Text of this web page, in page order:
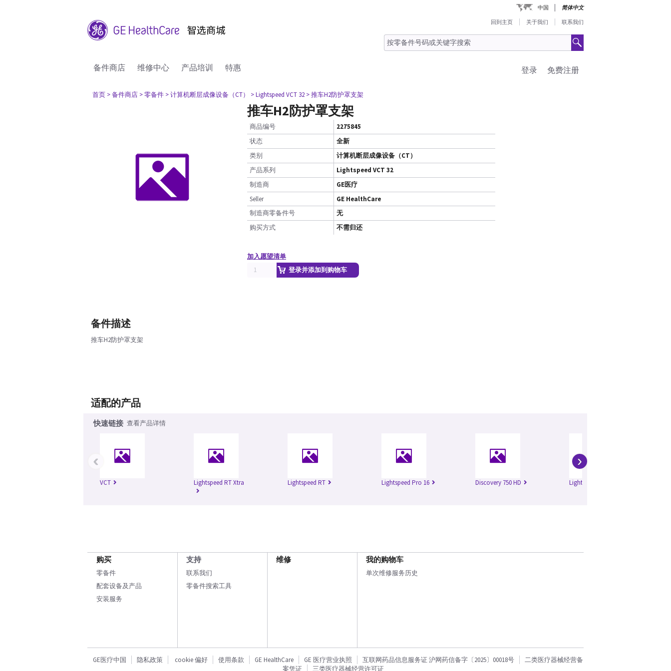
中国 简体中文
回到主页 关于我们 联系我们
备件商店 维修中心 产品培训 特惠 免费注册
登录
首页 > 备件商店 > 零备件 > 计算机断层成像设备（CT） > Lightspeed VCT 32 > 推车H2防护罩支架
推车H2防护罩支架
商品编号
2275845
状态
全新
类别
计算机断层成像设备（CT）
产品系列
Lightspeed VCT 32
制造商
GE医疗
Seller
GE HealthCare
制造商零备件号
无
购买方式
不需归还
加入愿望清单
登录并添加到购物车
备件描述
推车H2防护罩支架
适配的产品
快速链接 查看产品详情
VCT Lightspeed RT Xtra Lightspeed RT Lightspeed Pro 16 Discovery 750 HD Lightspeed 16
‹ ›
购买
零备件
配套设备及产品
安装服务
支持
联系我们
零备件搜索工具
维修 我的购物车
单次维修服务历史
GE医疗中国 隐私政策 cookie 偏好 使用条款 GE HealthCare GE 医疗营业执照 互联网药品信息服务证 沪网药信备字〔2025〕00018号
二类医疗器械经营备
案凭证
三类医疗器械经营许可证